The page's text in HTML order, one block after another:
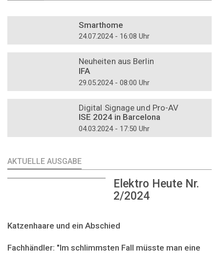
Smarthome
24.07.2024 - 16:08 Uhr
Neuheiten aus Berlin
IFA
29.05.2024 - 08:00 Uhr
Digital Signage und Pro-AV
ISE 2024 in Barcelona
04.03.2024 - 17:50 Uhr
AKTUELLE AUSGABE
Elektro Heute Nr.
2/2024
Katzenhaare und ein Abschied
Fachhändler: "Im schlimmsten Fall müsste man eine